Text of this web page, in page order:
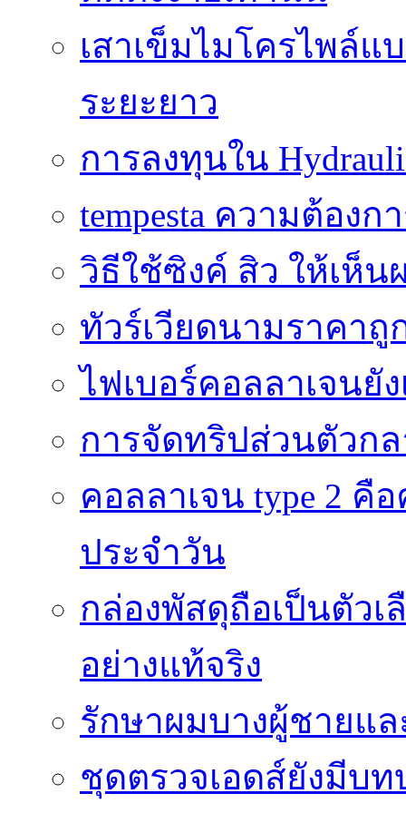
เสาเข็มไมโครไพล์
ระยะยาว
การลงทุนใน
tempesta ความต้อง
วิธีใช้ซิงค์ สิว ให้เห็
ทัวร์เวียดนามราคาถู
ไฟเบอร์คอลลาเจนยั
การจัดทริปส่วนตัวก
คอลลาเจน type 2
ประจำวัน
กล่องพัสดุถือเป็นตัว
อย่างแท้จริง
รักษาผมบางผู้ชายแ
ชุดตรวจเอดส์ยังมีบ